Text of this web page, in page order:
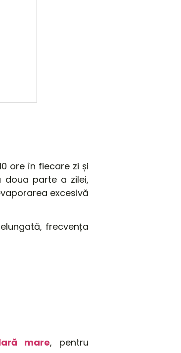
oreîn fiecare zi și
doua parte a zilei,
excesivă
, frecvența
mare, pentru